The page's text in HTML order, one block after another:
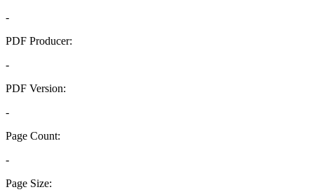
-
PDF Producer:
-
PDF Version:
-
Page Count:
-
Page Size: